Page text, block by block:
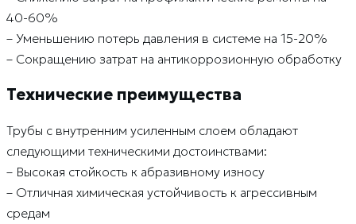
40-60%
– Уменьшению потерь давления в системе на 15-20%
– Сокращению затрат на антикоррозионную обработку
Технические преимущества
Трубы с внутренним усиленным слоем обладают
следующими техническими достоинствами:
– Высокая стойкость к абразивному износу
– Отличная химическая устойчивость к агрессивным
средам